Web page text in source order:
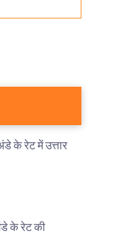
के रेट में उत्तार
के रेट की